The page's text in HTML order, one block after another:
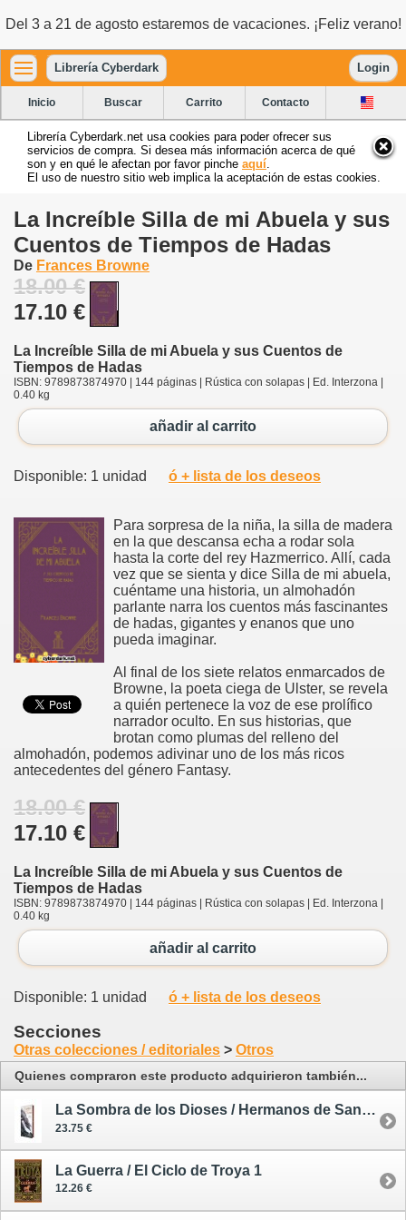
Del 3 a 21 de agosto estaremos de vacaciones. ¡Feliz verano!
Librería Cyberdark Login
Inicio Buscar Carrito Contacto
Librería Cyberdark.net usa cookies para poder ofrecer sus
servicios de compra. Si desea más información acerca de qué
son y en qué le afectan por favor pinche aquí
El uso de nuestro sitio web implica la aceptación de estas cookies.
La Increíble Silla de mi Abuela y sus
Cuentos de Tiempos de Hadas
De Frances Browne
18.00 €
17.10 €
La Increíble Silla de mi Abuela y sus Cuentos de
Tiempos de Hadas
ISBN: 9789873874970 | 144 páginas | Rústica con solapas | Ed. Interzona |
0.40 kg
añadir al carrito
Disponible: 1 unidad ó + lista de los deseos
Para sorpresa de la niña, la silla de madera
en la que descansa echa a rodar sola
hasta la corte del rey Hazmerrico. Allí, cada
vez que se sienta y dice Silla de mi abuela,
cuéntame una historia, un almohadón
parlante narra los cuentos más fascinantes
de hadas, gigantes y enanos que uno
pueda imaginar.
Al final de los siete relatos enmarcados de
Browne, la poeta ciega de Ulster, se revela
a quién pertenece la voz de ese prolífico
narrador oculto. En sus historias, que
brotan como plumas del relleno del
almohadón, podemos adivinar uno de los más ricos
antecedentes del género Fantasy.
18.00 €
17.10 €
La Increíble Silla de mi Abuela y sus Cuentos de
Tiempos de Hadas
ISBN: 9789873874970 | 144 páginas | Rústica con solapas | Ed. Interzona |
0.40 kg
añadir al carrito
Disponible: 1 unidad ó + lista de los deseos
Secciones
Otras colecciones / editoriales > Otros
Quienes compraron este producto adquirieron también...
La Sombra de los Dioses / Hermanos de Sangre 1 - edición especial
23.75 €
La Guerra / El Ciclo de Troya 1
12.26 €